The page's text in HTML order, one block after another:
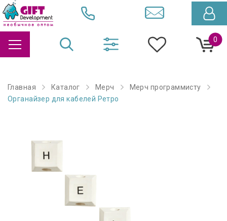
0
Главная Каталог Мерч
Мерч программисту
Органайзер для кабелей Ретро